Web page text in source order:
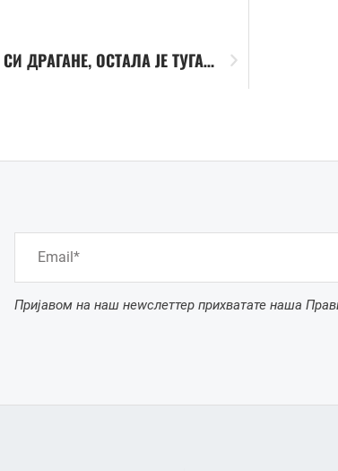
ДРАГАНЕ, ОСТАЛА ЈЕ ТУГА…
Пријавом на наш неwслеттер прихватате наша